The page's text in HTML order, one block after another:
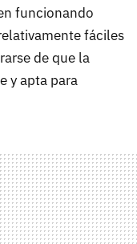
funcionando
fáciles
de que la
y apta para